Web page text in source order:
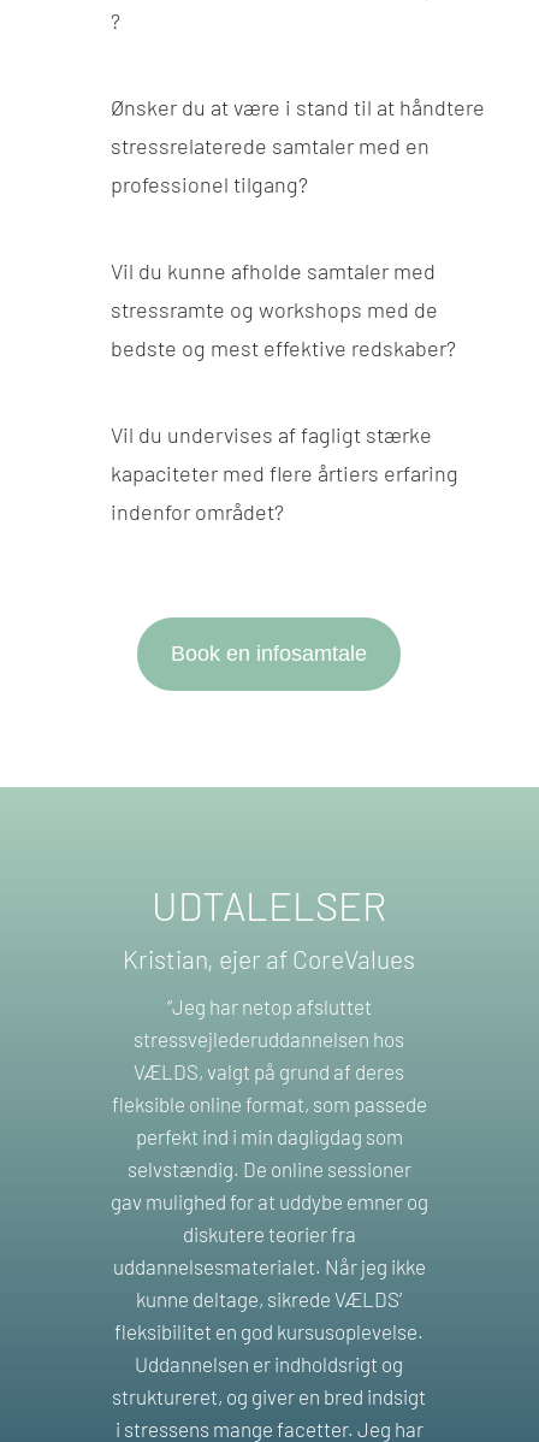
?
Ønsker du at være i stand til at håndtere
stressrelaterede samtaler med en
professionel tilgang?
Vil du kunne afholde samtaler med
stressramte og workshops med de
bedste og mest effektive redskaber?
Vil du undervises af fagligt stærke
kapaciteter med flere årtiers erfaring
indenfor området?
Book en infosamtale
UDTALELSER
Kristian, ejer af CoreValues
“Jeg har netop afsluttet
stressvejlederuddannelsen hos
VÆLDS, valgt på grund af deres
fleksible online format, som passede
perfekt ind i min dagligdag som
selvstændig. De online sessioner
gav mulighed for at uddybe emner og
diskutere teorier fra
uddannelsesmaterialet. Når jeg ikke
kunne deltage, sikrede VÆLDS’
fleksibilitet en god kursusoplevelse.
Uddannelsen er indholdsrigt og
struktureret, og giver en bred indsigt
i stressens mange facetter. Jeg har